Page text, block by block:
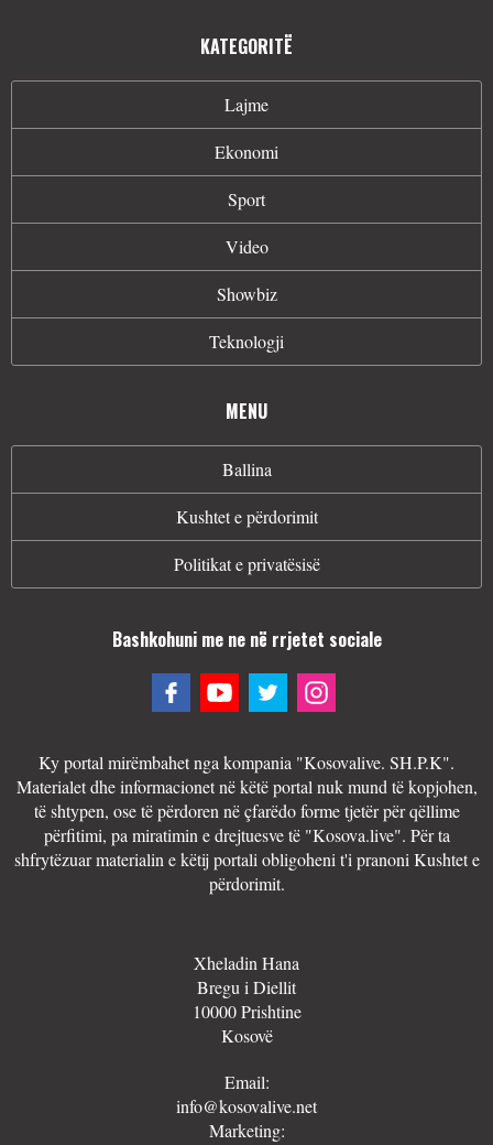
KATEGORITË
Lajme
Ekonomi
Sport
Video
Showbiz
Teknologji
MENU
Ballina
Kushtet e përdorimit
Politikat e privatësisë
Bashkohuni me ne në rrjetet sociale
Ky portal mirëmbahet nga kompania "Kosovalive. SH.P.K".
Materialet dhe informacionet në këtë portal nuk mund të kopjohen,
të shtypen, ose të përdoren në çfarëdo forme tjetër për qëllime
përfitimi, pa miratimin e drejtuesve të "Kosova.live". Për ta
shfrytëzuar materialin e këtij portali obligoheni t'i pranoni Kushtet e
përdorimit.
Xheladin Hana
Bregu i Diellit
10000 Prishtine
Kosovë
Email:
info@kosovalive.net
Marketing: